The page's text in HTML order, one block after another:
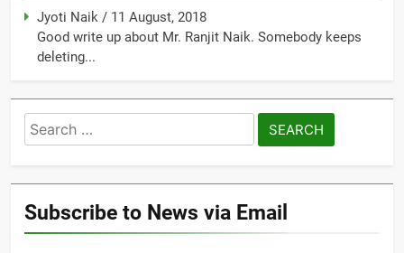
Jyoti Naik / 11 August, 2018
Good write up about Mr. Ranjit Naik. Somebody keeps
deleting...
Search
for:
Subscribe to News via Email